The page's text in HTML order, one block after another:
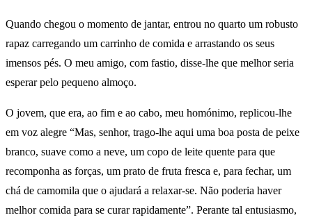
Quando chegou o momento de jantar, entrou no quarto um robusto
rapaz carregando um carrinho de comida e arrastando os seus
imensos pés. O meu amigo, com fastio, disse-lhe que melhor seria
esperar pelo pequeno almoço.
O jovem, que era, ao fim e ao cabo, meu homónimo, replicou-lhe
em voz alegre “Mas, senhor, trago-lhe aqui uma boa posta de peixe
branco, suave como a neve, um copo de leite quente para que
recomponha as forças, um prato de fruta fresca e, para fechar, um
chá de camomila que o ajudará a relaxar-se. Não poderia haver
melhor comida para se curar rapidamente”. Perante tal entusiasmo,